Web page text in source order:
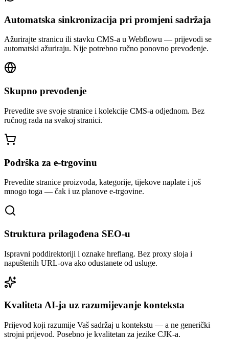
Automatska sinkronizacija pri promjeni sadržaja
Ažurirajte stranicu ili stavku CMS-a u Webflowu — prijevodi se
automatski ažuriraju. Nije potrebno ručno ponovno prevođenje.
Skupno prevođenje
Prevedite sve svoje stranice i kolekcije CMS-a odjednom. Bez
ručnog rada na svakoj stranici.
Podrška za e-trgovinu
Prevedite stranice proizvoda, kategorije, tijekove naplate i još
mnogo toga — čak i uz planove e-trgovine.
Struktura prilagođena SEO-u
Ispravni poddirektoriji i oznake hreflang. Bez proxy sloja i
napuštenih URL-ova ako odustanete od usluge.
Kvaliteta AI-ja uz razumijevanje konteksta
Prijevod koji razumije Vaš sadržaj u kontekstu — a ne generički
strojni prijevod. Posebno je kvalitetan za jezike CJK-a.